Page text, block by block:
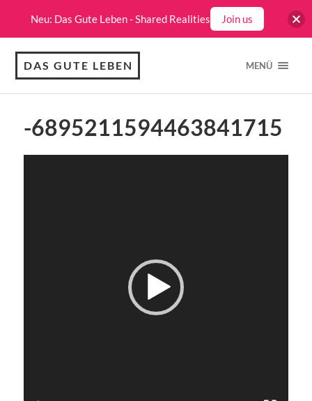
DAS GUTE LEBEN MENÜ
-6895211594463841715
Neu: Das Gute Leben - Shared Realities Join us